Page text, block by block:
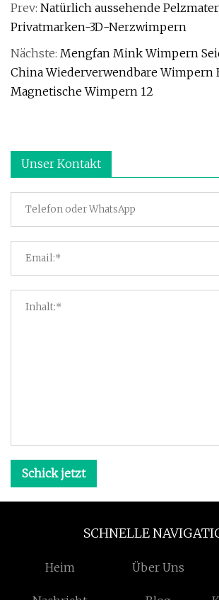
Prev: Natürlich aussehende
Privatmarken-3D-Nerzwimpern
Nächste: Mengfan Mink Wimpern
China Wiederverwendbare Wimpern
Magnetische Wimpern 12
Unser Kontakt
Schick jetzt
SCHNELLE
Heim Über Uns